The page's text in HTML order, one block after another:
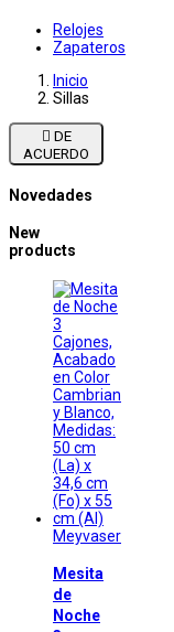
Relojes
Zapateros
Inicio
Sillas

ACUERDO
Novedades
New
products
Meyvaser
Mesita
de
Noche